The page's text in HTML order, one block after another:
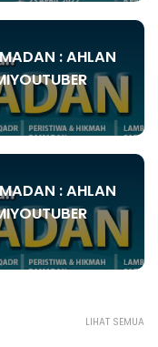
: AHLAN
: AHLAN
LIHAT SEMUA